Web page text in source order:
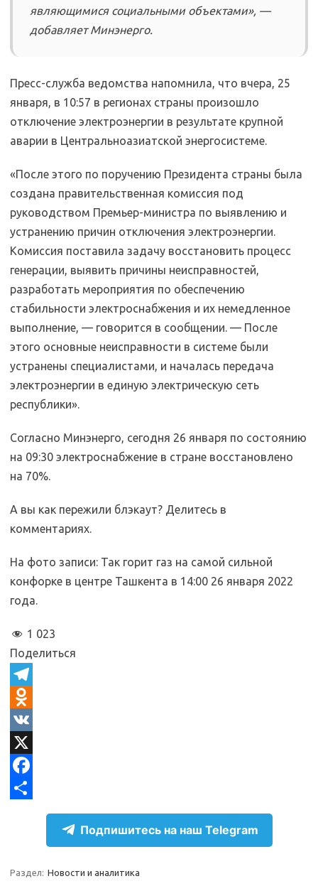
являющимися социальными объектами», —
добавляет Минэнерго.
Пресс-служба ведомства напомнила, что вчера, 25
января, в 10:57 в регионах страны произошло
отключение электроэнергии в результате крупной
аварии в Центральноазиатской энергосистеме.
«После этого по поручению Президента страны была
создана правительственная комиссия под
руководством Премьер-министра по выявлению и
устранению причин отключения электроэнергии.
Комиссия поставила задачу восстановить процесс
генерации, выявить причины неисправностей,
разработать мероприятия по обеспечению
стабильности электроснабжения и их немедленное
выполнение, — говорится в сообщении. — После
этого основные неисправности в системе были
устранены специалистами, и началась передача
электроэнергии в единую электрическую сеть
республики».
Согласно Минэнерго, сегодня 26 января по состоянию
на 09:30 электроснабжение в стране восстановлено
на 70%.
А вы как пережили блэкаут? Делитесь в
комментариях.
На фото записи: Так горит газ на самой сильной
конфорке в центре Ташкента в 14:00 26 января 2022
года.
1 023
Поделиться
T
e
e
g
O
d
n
o
s
V
KX
F
bр
Подпишитесь на наш Telegram
Раздел: Новости и аналитика